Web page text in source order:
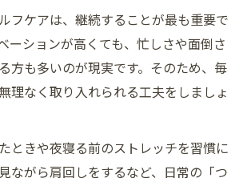
フケアは、継続することが最も重要で
ーションが高くても、忙しさや面倒さ
方も多いのが現実です。そのため、毎
理なく取り入れられる工夫をしましょ
ときや夜寝る前のストレッチを習慣に
ながら肩回しをするなど、日常の「つ